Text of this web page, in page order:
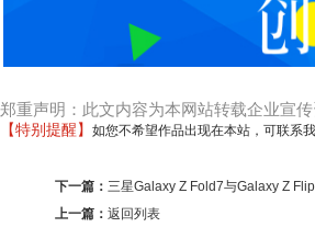
郑重声明：此文内容为本网站转载企业宣
【特别提醒】 如您不希望作品出现在本站，可联系
下一篇： 三星Galaxy Z Fold7与Galaxy Z
上一篇： 返回列表